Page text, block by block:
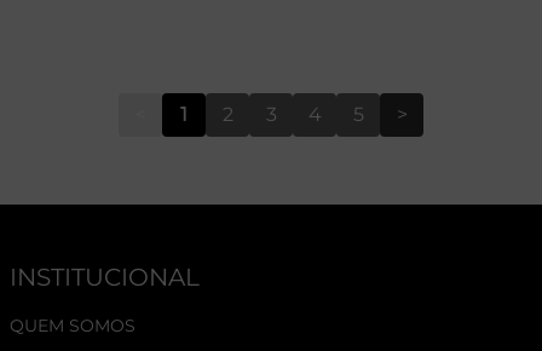
1 2 3 4 5 >
INSTITUCIONAL
QUEM SOMOS